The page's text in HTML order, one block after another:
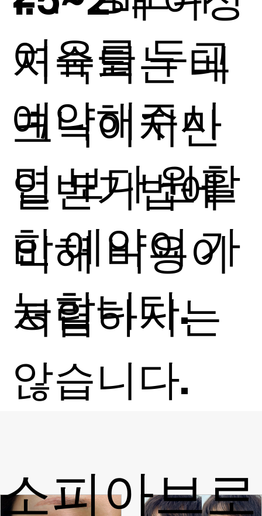
지속되는 테
크닉이지만
일반기법에
비해 비용이
저렴하지는
않습니다.
여유를 두고
예약해주시
면 보다 원활
한 예약이 가
능합니다.
소피아브로